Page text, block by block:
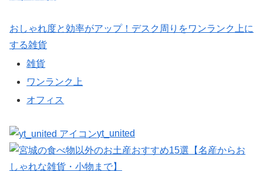
おしゃれ度と効率がアップ！デスク周りをワンランク上に
する雑貨
雑貨
ワンランク上
オフィス
yt_united